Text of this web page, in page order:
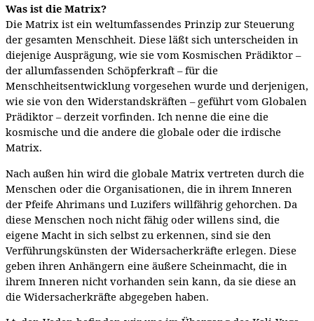
Was ist die Matrix?
Die Matrix ist ein weltumfassendes Prinzip zur Steuerung
der gesamten Menschheit. Diese läßt sich unterscheiden in
diejenige Ausprägung, wie sie vom Kosmischen Prädiktor –
der allumfassenden Schöpferkraft – für die
Menschheitsentwicklung vorgesehen wurde und derjenigen,
wie sie von den Widerstandskräften – geführt vom Globalen
Prädiktor – derzeit vorfinden. Ich nenne die eine die
kosmische und die andere die globale oder die irdische
Matrix.
Nach außen hin wird die globale Matrix vertreten durch die
Menschen oder die Organisationen, die in ihrem Inneren
der Pfeife Ahrimans und Luzifers willfährig gehorchen. Da
diese Menschen noch nicht fähig oder willens sind, die
eigene Macht in sich selbst zu erkennen, sind sie den
Verführungskünsten der Widersacherkräfte erlegen. Diese
geben ihren Anhängern eine äußere Scheinmacht, die in
ihrem Inneren nicht vorhanden sein kann, da sie diese an
die Widersacherkräfte abgegeben haben.